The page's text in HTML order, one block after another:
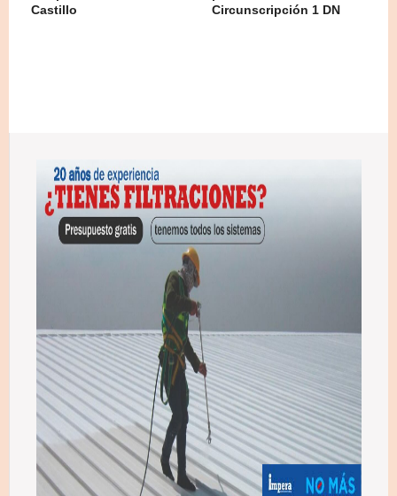
Castillo
Circunscripción 1 DN